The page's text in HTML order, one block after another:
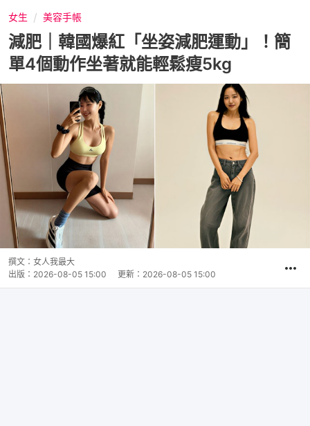
女生 美容手帳
減肥｜韓國爆紅「坐姿減肥運動」！簡
單4個動作坐著就能輕鬆瘦5kg
撰文： 女人我最大
出版： 2026-08-05 15:00 更新： 2026-08-05 15:00